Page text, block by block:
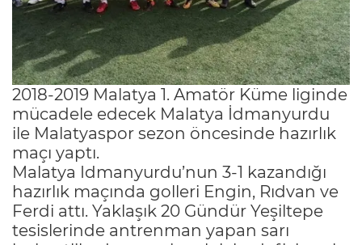
2018-2019 Malatya 1. Amatör Küme liginde
mücadele edecek Malatya İdmanyurdu
ile Malatyaspor sezon öncesinde hazırlık
maçı yaptı.
Malatya Idmanyurdu’nun 3-1 kazandığı
hazırlık maçında golleri Engin, Rıdvan ve
Ferdi attı. Yaklaşık 20 Gündür Yeşiltepe
tesislerinde antrenman yapan sarı